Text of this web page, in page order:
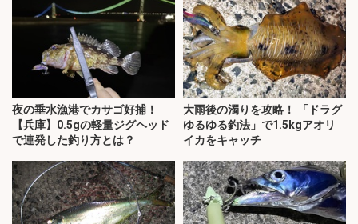
夜の垂水漁港でカサゴ好捕！
【兵庫】0.5gの軽量ジグヘッド
で連発した釣り方とは？
大雨後の濁りを攻略！ 「ドラグ
ゆるゆる釣法」で1.5kgアオリ
イカをキャッチ